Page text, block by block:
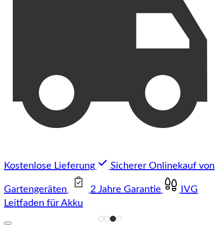
Kostenlose Lieferung Sicherer Onlinekauf von
Gartengeräten 2 Jahre Garantie
IVG
Leitfaden für Akku